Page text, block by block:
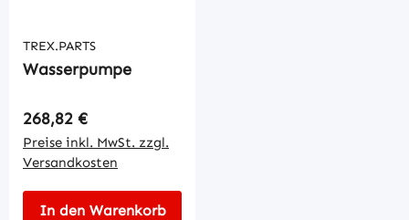
TREX.PARTS
Wasserpumpe
Regulärer Preis:
268,82 €
Preise inkl. MwSt. zzgl.
Versandkosten
In den Warenkorb